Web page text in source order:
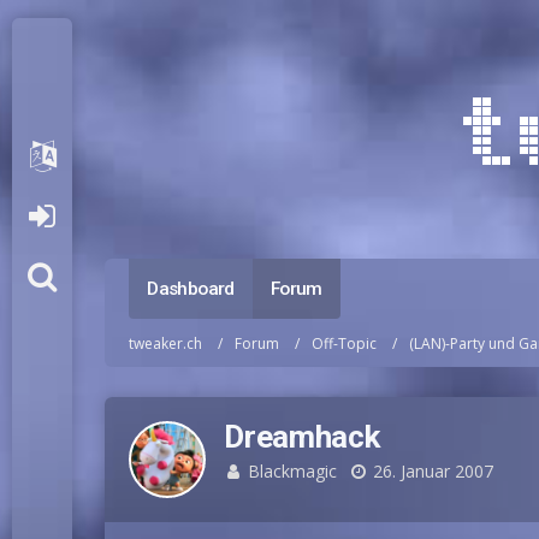
Dashboard Forum
tweaker.ch Forum Off-Topic (LAN)-Party und
Dreamhack
Blackmagic 26. Januar 2007